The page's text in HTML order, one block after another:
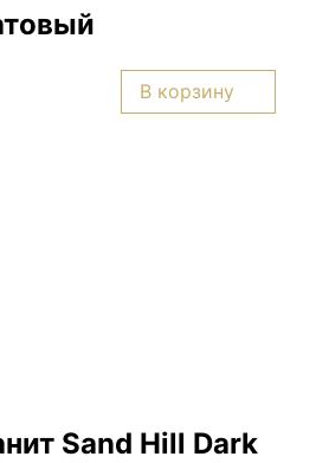
В корзину
Sand Hill Dark